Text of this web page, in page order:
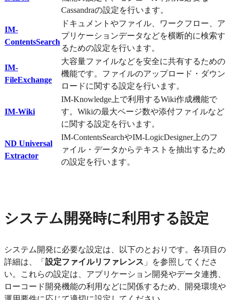
Cassandraの設定を行います。
IM-
ContentsSearch
ドキュメントやファイル、ワークフロー、ア
プリケーションデータなどを横断的に検索す
るための設定を行います。
IM-
FileExchange
大容量ファイルなどを安全に共有するための
機能です。ファイルのアップロード・ダウン
ロードに関する設定を行います。
IM-Wiki
IM-Knowledge上で利用するWiki作成機能で
す。Wikiの最大ページ数や添付ファイルなど
に関する設定を行います。
ND Universal
Extractor
IM-ContentsSearchやIM-LogicDesigner上のフ
ァイル・データからテキストを抽出するため
の設定を行います。
システム開発時に利用する設定
システム開発に必要な設定は、以下のとおりです。各項目の
詳細は、「 設定ファイルリファレンス 」を参照してくださ
い。これらの設定は、アプリケーション開発やデータ連携、
ローコード開発機能の利用などに関係するため、開発環境や